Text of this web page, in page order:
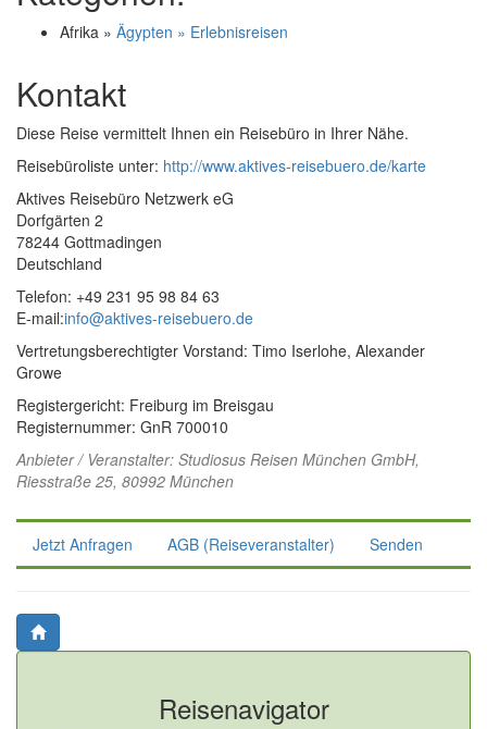
Afrika » Ägypten » Erlebnisreisen
Kontakt
Diese Reise vermittelt Ihnen ein Reisebüro in Ihrer Nähe.
Reisebüroliste unter: http://www.aktives-reisebuero.de/karte
Aktives Reisebüro Netzwerk eG
Dorfgärten 2
78244 Gottmadingen
Deutschland
Telefon: +49 231 95 98 84 63
E-mail:info@aktives-reisebuero.de
Vertretungsberechtigter Vorstand: Timo Iserlohe, Alexander
Growe
Registergericht: Freiburg im Breisgau
Registernummer: GnR 700010
Anbieter / Veranstalter: Studiosus Reisen München GmbH,
Riesstraße 25, 80992 München
Jetzt Anfragen AGB (Reiseveranstalter) Senden
Reisenavigator